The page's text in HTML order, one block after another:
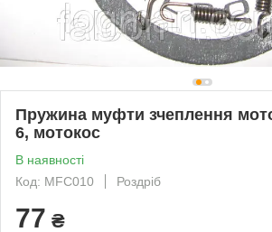
Пружина муфти зчеплення
6, мотокос
В наявності
Код: MFC010
Роздріб
77 ₴